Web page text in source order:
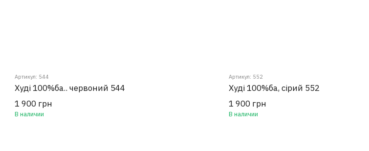
Артикул: 544
Худі 100%ба.. червоний 544
1 900 грн
В наличии
Артикул: 552
Худі 100%ба, сірий 552
1 900 грн
В наличии